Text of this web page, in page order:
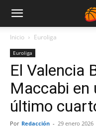
Inicio Euroliga
Euroliga
El Valencia
Maccabi en
último
Por Redacción - 29 enero 2026